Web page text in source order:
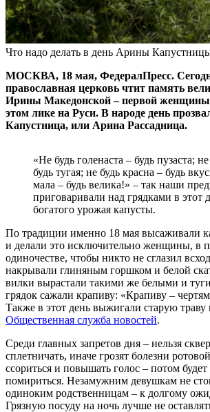
Что надо делать в день Арины
МОСКВА, 18 мая, ФедералПресс.
православная церковь чтит память
Ирины Македонской – первой
этом лике на Руси. В народе день
Капустница, или Арина Рассадница.
«Не будь голенаста – будь пузаста;
будь тугая; не будь красна – будь
мала – будь велика!» – так наши
приговаривали над грядками в этот
богатого урожая капусты.
По традиции именно 18 мая высаживали
и делали это исключительно женщины, в
одиночестве, чтобы никто не сглазил
накрывали глиняным горшком и белой
вилки вырастали такими же белыми и
грядок сажали крапиву: «Крапиву –
Также в этот день выжигали старую
Общественная служба новостей.
Среди главных запретов дня – нельзя
сплетничать, иначе грозят болезни
ссориться и повышать голос – потом
помириться. Незамужним девушкам не
одиноким родственницам – к долгому
Грязную посуду на ночь лучше не